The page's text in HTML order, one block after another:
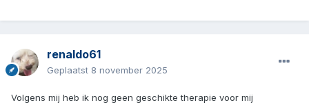
renaldo61
Geplaatst 8 november 2025
Volgens mij heb ik nog geen geschikte therapie voor mij